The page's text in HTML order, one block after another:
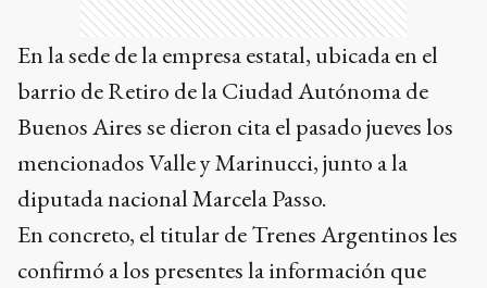
En la sede de la empresa estatal, ubicada en el
barrio de Retiro de la Ciudad Autónoma de
Buenos Aires se dieron cita el pasado jueves los
mencionados Valle y Marinucci, junto a la
diputada nacional Marcela Passo.
En concreto, el titular de Trenes Argentinos les
confirmó a los presentes la información que